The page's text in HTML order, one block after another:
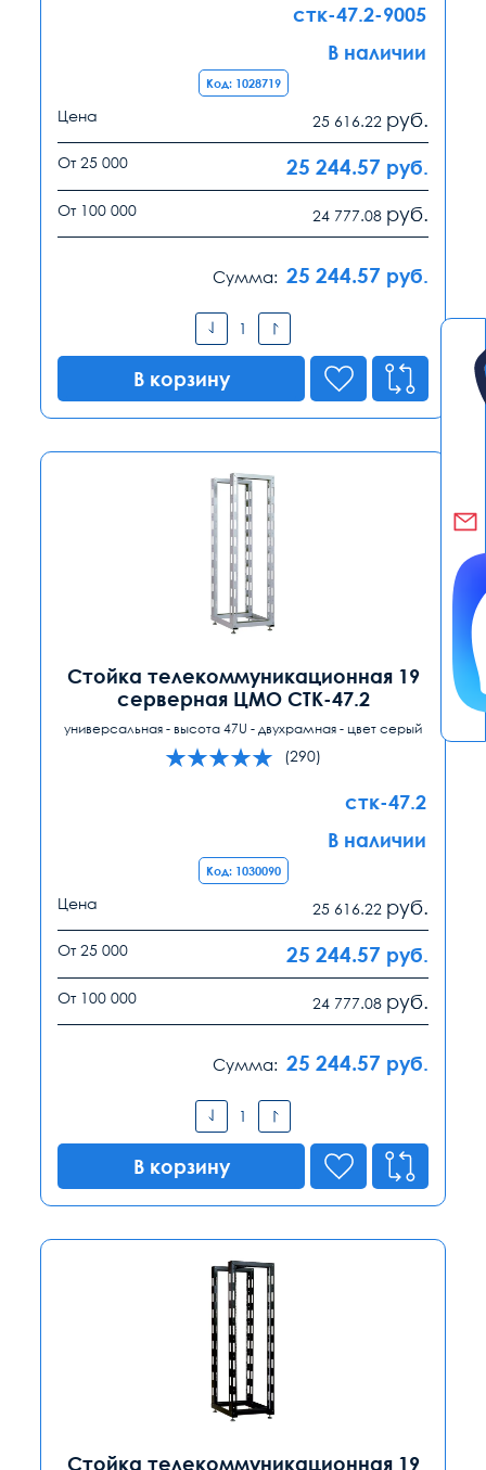
стк-47.2-9005
В наличии
Код: 1028719
Цена 25 616.22 руб.
От 25 000 25 244.57 руб.
От 100 000 24 777.08 руб.
Сумма: 25 244.57 руб.
В корзину
Стойка телекоммуникационная 19
серверная ЦМО СТК-47.2
универсальная - высота 47U - двухрамная - цвет серый
(290)
стк-47.2
В наличии
Код: 1030090
Цена 25 616.22 руб.
От 25 000 25 244.57 руб.
От 100 000 24 777.08 руб.
Сумма: 25 244.57 руб.
В корзину
Стойка телекоммуникационная 19